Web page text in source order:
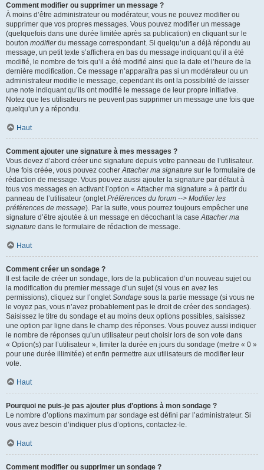
Comment modifier ou supprimer un message ?
À moins d’être administrateur ou modérateur, vous ne pouvez modifier ou
supprimer que vos propres messages. Vous pouvez modifier un message
(quelquefois dans une durée limitée après sa publication) en cliquant sur le
bouton modifierdu message correspondant. Si quelqu’un a déjà répondu au
message, un petit texte s’affichera en bas du message indiquant qu’il a été
modifié, le nombre de fois qu’il a été modifié ainsi que la date et l’heure de la
dernière modification. Ce message n’apparaîtra pas si un modérateur ou un
administrateur modifie le message, cependant ils ont la possibilité de laisser
une note indiquant qu’ils ont modifié le message de leur propre initiative.
Notez que les utilisateurs ne peuvent pas supprimer un message une fois que
quelqu’un y a répondu.
Haut
Comment ajouter une signature à mes messages ?
Vous devez d’abord créer une signature depuis votre panneau de l’utilisateur.
Une fois créée, vous pouvez cocherAttacher ma signature sur le formulaire de
rédaction de message. Vous pouvez aussi ajouter la signature par défaut à
tous vos messages en activant l’option « Attacher ma signature » à partir du
panneau de l’utilisateur (ongletPréférences du forum --> Modifier les
préférences de message). Par la suite, vous pourrez toujours empêcher une
signature d’être ajoutée à un message en décochant la caseAttacher ma
signature dans le formulaire de rédaction de message.
Haut
Comment créer un sondage ?
Il est facile de créer un sondage, lors de la publication d’un nouveau sujet ou
la modification du premier message d’un sujet (si vous en avez les
permissions), cliquez sur l’ongletSondage sous la partie message (si vous ne
le voyez pas, vous n’avez probablement pas le droit de créer des sondages).
Saisissez le titre du sondage et au moins deux options possibles, saisissez
une option par ligne dans le champ des réponses. Vous pouvez aussi indiquer
le nombre de réponses qu’un utilisateur peut choisir lors de son vote dans
« Option(s) par l’utilisateur », limiter la durée en jours du sondage (mettre « 0 »
pour une durée illimitée) et enfin permettre aux utilisateurs de modifier leur
vote.
Haut
Pourquoi ne puis-je pas ajouter plus d’options à mon sondage ?
Le nombre d’options maximum par sondage est défini par l’administrateur. Si
vous avez besoin d’indiquer plus d’options, contactez-le.
Haut
Comment modifier ou supprimer un sondage ?